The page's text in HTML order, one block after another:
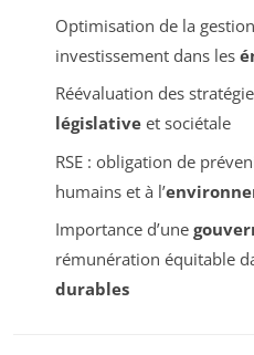
Optimisation de la
investissement dans les
Réévaluation des
législativeet sociétale
RSE : obligation de
humains et à l’
Importance d’une
rémunération équitable
durables